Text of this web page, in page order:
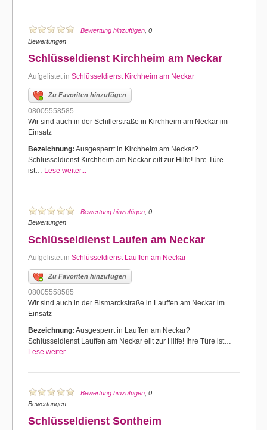
Bewertung hinzufügen , 0
Bewertungen
Schlüsseldienst Kirchheim am Neckar
Aufgelistet in Schlüsseldienst Kirchheim am Neckar
Zu Favoriten hinzufügen
08005558585
Wir sind auch in der Schillerstraße in Kirchheim am Neckar im
Einsatz
Bezeichnung: Ausgesperrt in Kirchheim am Neckar?
Schlüsseldienst Kirchheim am Neckar eilt zur Hilfe! Ihre Türe
ist… Lese weiter...
Bewertung hinzufügen , 0
Bewertungen
Schlüsseldienst Laufen am Neckar
Aufgelistet in Schlüsseldienst Lauffen am Neckar
Zu Favoriten hinzufügen
08005558585
Wir sind auch in der Bismarckstraße in Lauffen am Neckar im
Einsatz
Bezeichnung: Ausgesperrt in Lauffen am Neckar?
Schlüsseldienst Lauffen am Neckar eilt zur Hilfe! Ihre Türe ist…
Lese weiter...
Bewertung hinzufügen , 0
Bewertungen
Schlüsseldienst Sontheim